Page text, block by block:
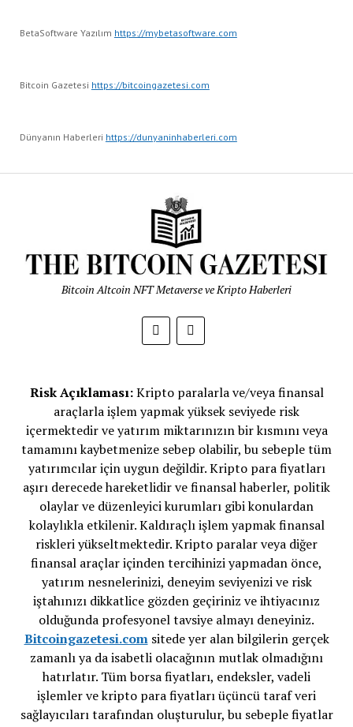
BetaSoftware Yazılım https://mybetasoftware.com
Bitcoin Gazetesi https://bitcoingazetesi.com
Dünyanın Haberleri https://dunyaninhaberleri.com
Bitcoin Altcoin NFT Metaverse ve Kripto Haberleri
Risk Açıklaması:Kripto paralarla ve/veya finansal
araçlarla işlem yapmak yüksek seviyede risk
içermektedir ve yatırım miktarınızın bir kısmını veya
tamamını kaybetmenize sebep olabilir, bu sebeple tüm
yatırımcılar için uygun değildir. Kripto para fiyatları
aşırı derecede hareketlidir ve finansal haberler, politik
olaylar ve düzenleyici kurumları gibi konulardan
kolaylıkla etkilenir. Kaldıraçlı işlem yapmak finansal
riskleri yükseltmektedir. Kripto paralar veya diğer
finansal araçlar içinden tercihinizi yapmadan önce,
yatırım nesnelerinizi, deneyim seviyenizi ve risk
iştahınızı dikkatlice gözden geçiriniz ve ihtiyacınız
olduğunda profesyonel tavsiye almayı deneyiniz.
Bitcoingazetesi.comsitede yer alan bilgilerin gerçek
zamanlı ya da isabetli olacağının mutlak olmadığını
hatırlatır. Tüm borsa fiyatları, endeksler, vadeli
işlemler ve kripto para fiyatları üçüncü taraf veri
sağlayıcıları tarafından oluşturulur, bu sebeple fiyatlar